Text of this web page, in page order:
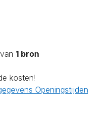
van 1 bron
kosten!
Openingstijden